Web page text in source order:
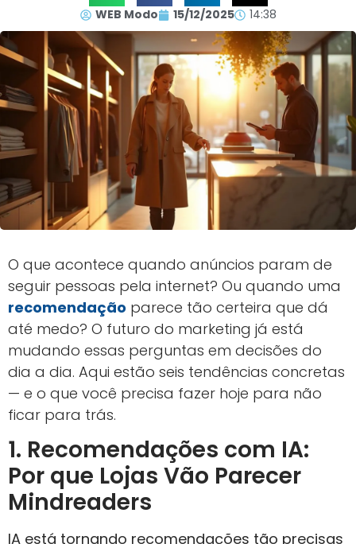
WEB Modo 15/12/2025 14:38
O que acontece quando anúncios param de
seguir pessoas pela internet? Ou quando uma
recomendação parece tão certeira que dá
até medo? O futuro do marketing já está
mudando essas perguntas em decisões do
dia a dia. Aqui estão seis tendências concretas
— e o que você precisa fazer hoje para não
ficar para trás.
1. Recomendações com IA:
Por que Lojas Vão Parecer
Mindreaders
IA está tornando recomendações tão precisas